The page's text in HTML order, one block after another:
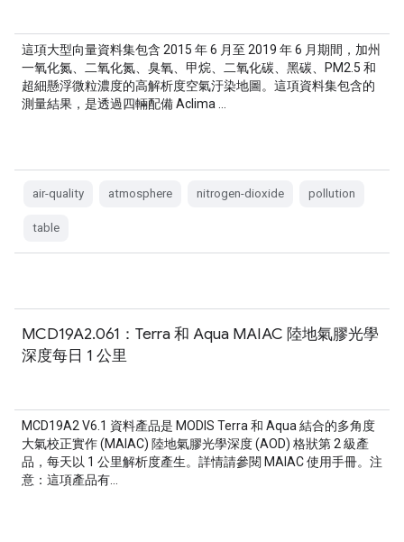
這項大型向量資料集包含 2015 年 6 月至 2019 年 6 月期間，加州
一氧化氮、二氧化氮、臭氧、甲烷、二氧化碳、黑碳、PM2.5 和
超細懸浮微粒濃度的高解析度空氣汙染地圖。這項資料集包含的
測量結果，是透過四輛配備 Aclima …
air-quality atmosphere nitrogen-dioxide pollution
table
MCD19A2.061：Terra 和 Aqua MAIAC 陸地氣膠光學
深度每日 1 公里
MCD19A2 V6.1 資料產品是 MODIS Terra 和 Aqua 結合的多角度
大氣校正實作 (MAIAC) 陸地氣膠光學深度 (AOD) 格狀第 2 級產
品，每天以 1 公里解析度產生。詳情請參閱 MAIAC 使用手冊。注
意：這項產品有…